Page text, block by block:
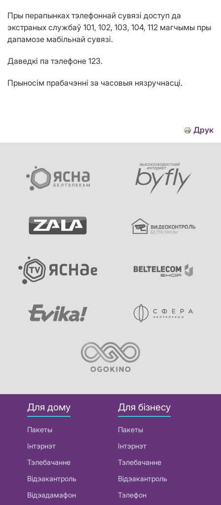
Пры перапынках тэлефоннай сувязі доступ да
экстраных службаў 101, 102, 103, 104, 112 магчымы пры
дапамозе мабільнай сувязі.
Даведкі па тэлефоне 123.
Прыносім прабачэнні за часовыя нязручнасці.
Друк
Для дому
Пакеты
Інтэрнэт
Тэлебачанне
Відэакантроль
Відэадамафон
Для бізнесу
Пакеты
Інтэрнэт
Тэлебачанне
Відэакантроль
Тэлефон